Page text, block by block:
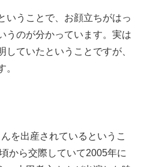
いうことで、お顔立ちがはっ
うのが分かっています。実は
ていたということですが、
。
を出産されているというこ
から交際していて2005年に